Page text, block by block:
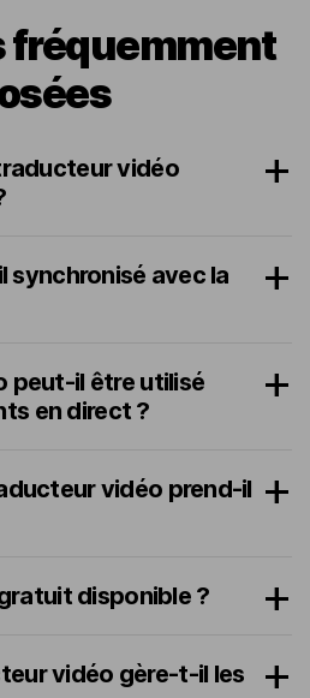
fréquemment
vidéo
synchronisé avec la
peut-il être utilisé
en direct ?
vidéo prend-il
disponible ?
vidéo gère-t-il les